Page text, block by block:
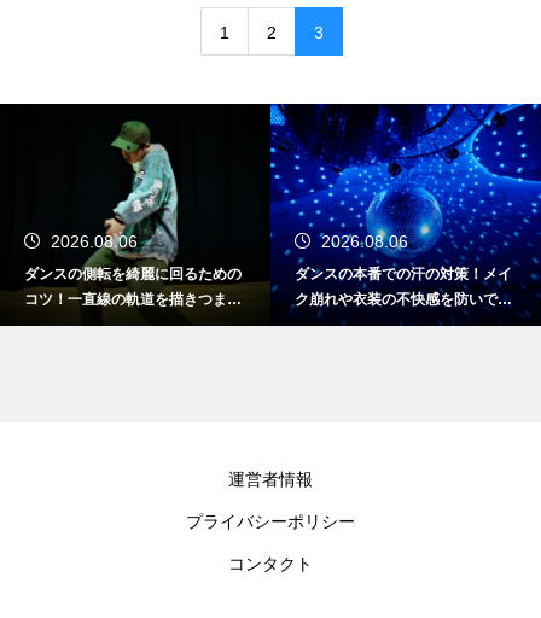
1 2 3
2026.08.06
ダンスの本番での汗の対策！メイ
ク崩れや衣装の不快感を防いで快
適に踊る
2026.08.05
ダンス本番で緊張しないおまじな
い！最高のパフォーマンスを発揮
する心理術
運営者情報
プライバシーポリシー
コンタクト